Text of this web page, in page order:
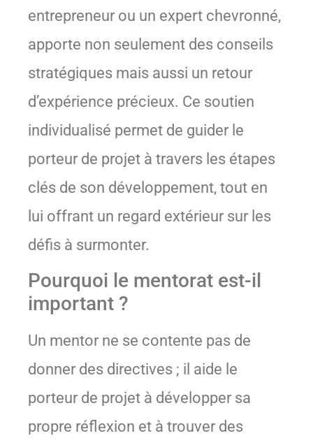
entrepreneur ou un expert chevronné,
apporte non seulement des conseils
stratégiques mais aussi un retour
d’expérience précieux. Ce soutien
individualisé permet de guider le
porteur de projet à travers les étapes
clés de son développement, tout en
lui offrant un regard extérieur sur les
défis à surmonter.
Pourquoi le mentorat est-il
important ?
Un mentor ne se contente pas de
donner des directives ; il aide le
porteur de projet à développer sa
propre réflexion et à trouver des